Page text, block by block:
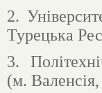
2.
Турецька
3.
(м. Валенсія,